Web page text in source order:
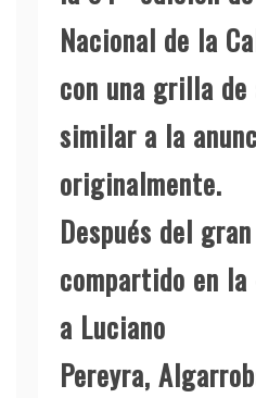
Nacional de la
con una grilla
similar a la
originalmente.
Después del
compartido en
a Luciano
Pereyra,